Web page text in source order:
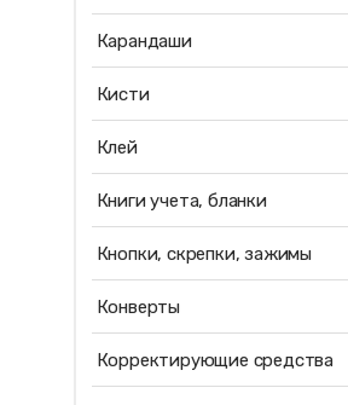
Карандаши
Кисти
Клей
Книги учета, бланки
Кнопки, скрепки, зажимы
Конверты
Корректирующие средства